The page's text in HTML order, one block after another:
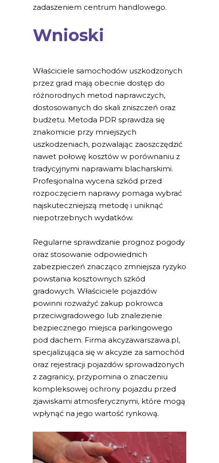
zadaszeniem centrum handlowego.
Wnioski
Właściciele samochodów uszkodzonych
przez grad mają obecnie dostęp do
różnorodnych metod naprawczych,
dostosowanych do skali zniszczeń oraz
budżetu. Metoda PDR sprawdza się
znakomicie przy mniejszych
uszkodzeniach, pozwalając zaoszczędzić
nawet połowę kosztów w porównaniu z
tradycyjnymi naprawami blacharskimi.
Profesjonalna wycena szkód przed
rozpoczęciem naprawy pomaga wybrać
najskuteczniejszą metodę i uniknąć
niepotrzebnych wydatków.
Regularne sprawdzanie prognoz pogody
oraz stosowanie odpowiednich
zabezpieczeń znacząco zmniejsza ryzyko
powstania kosztownych szkód
gradowych. Właściciele pojazdów
powinni rozważyć zakup pokrowca
przeciwgradowego lub znalezienie
bezpiecznego miejsca parkingowego
pod dachem. Firma akcyzawarszawa.pl,
specjalizująca się w akcyzie za samochód
oraz rejestracji pojazdów sprowadzonych
z zagranicy, przypomina o znaczeniu
kompleksowej ochrony pojazdu przed
zjawiskami atmosferycznymi, które mogą
wpłynąć na jego wartość rynkową.